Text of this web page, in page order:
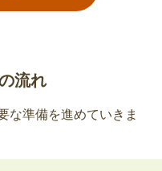
ど、介護保険に関
ます。独り暮らし
れていた方など、送
のある方は同届を
流れ
な準備を進めていきま